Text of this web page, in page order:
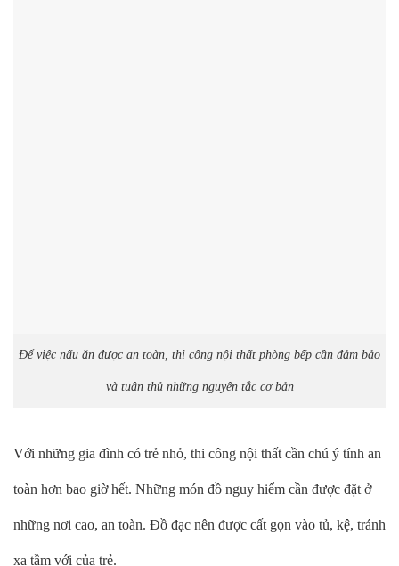
Để việc nấu ăn được an toàn, thi công nội thất phòng bếp cần đảm bảo
và tuân thủ những nguyên tắc cơ bản
Với những gia đình có trẻ nhỏ, thi công nội thất cần chú ý tính an
toàn hơn bao giờ hết. Những món đồ nguy hiểm cần được đặt ở
những nơi cao, an toàn. Đồ đạc nên được cất gọn vào tủ, kệ, tránh
xa tầm với của trẻ.